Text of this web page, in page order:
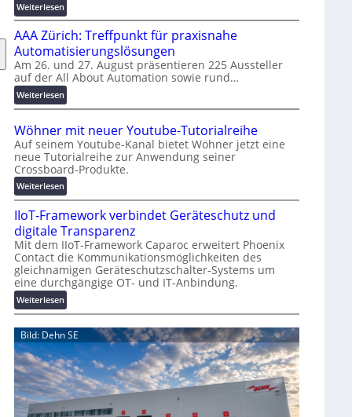
Weiterlesen:
K
M
U
i
n
d
e
K
o
s
t
e
n
f
a
l
e
AAA Zürich: Treffpunkt für praxisnahe
Automatisierungslösungen
Am 26. und 27. August präsentieren 225 Aussteller
auf der All About Automation sowie rund…
Weiterlesen:
A
A
Z
ü
r
i
h
:
T
r
e
f
f
u
n
k
t
f
Wöhner mit neuer Youtube-Tutorialreihe
Auf seinem Youtube-Kanal bietet Wöhner jetzt eine
neue Tutorialreihe zur Anwendung seiner
Crossboard-Produkte.
Weiterlesen:
W
ö
h
n
e
r
m
i
t
n
e
u
e
r
Y
o
IIoT-Framework verbindet Geräteschutz und
digitale Transparenz
Mit dem IIoT-Framework Caparoc erweitert Phoenix
Contact die Kommunikationsmöglichkeiten des
gleichnamigen Geräteschutzschalter-Systems um
eine durchgängige OT- und IT-Anbindung.
Weiterlesen:
I
I
o
T
-
F
r
a
Bild: Dehn SE